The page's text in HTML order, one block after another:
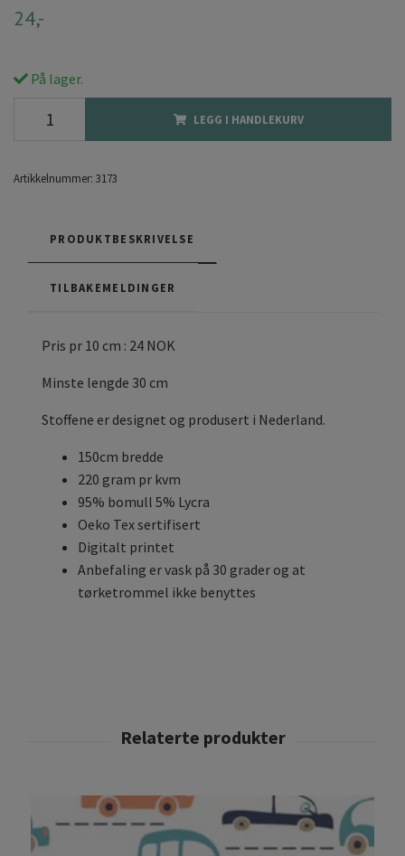
24,-
På lager.
LEGG I HANDLEKURV
Artikkelnummer: 3173
PRODUKTBESKRIVELSE
TILBAKEMELDINGER
Pris pr 10 cm : 24 NOK
Minste lengde 30 cm
Stoffene er designet og produsert i Nederland.
150cm bredde
220 gram pr kvm
95% bomull 5% Lycra
Oeko Tex sertifisert
Digitalt printet
Anbefaling er vask på 30 grader og at
tørketrommel ikke benyttes